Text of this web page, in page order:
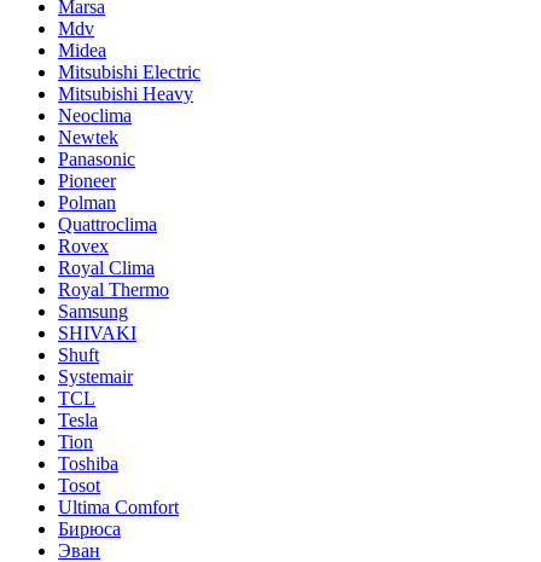
Marsa
Mdv
Midea
Mitsubishi Electric
Mitsubishi Heavy
Neoclima
Newtek
Panasonic
Pioneer
Polman
Quattroclima
Rovex
Royal Clima
Royal Thermo
Samsung
SHIVAKI
Shuft
Systemair
TCL
Tesla
Tion
Toshiba
Tosot
Ultima Comfort
Бирюса
Эван